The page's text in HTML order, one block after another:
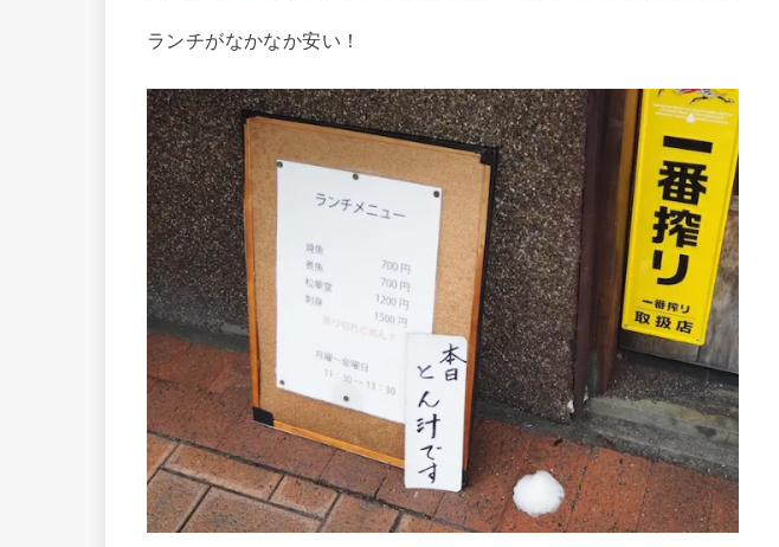
ランチがなかなか安い！